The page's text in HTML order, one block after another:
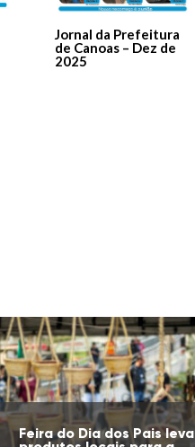
Jornal da Prefeitura
de Canoas – Dez de
2025
Feira do Dia dos Pais leva